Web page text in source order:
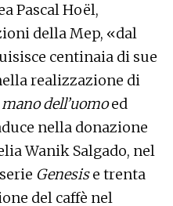
Pascal Hoël,
della Mep, «dal
centinaia di sue
realizzazione di
dell’uomoed
nella donazione
Wanik Salgado, nel
Genesise trenta
del caffè nel